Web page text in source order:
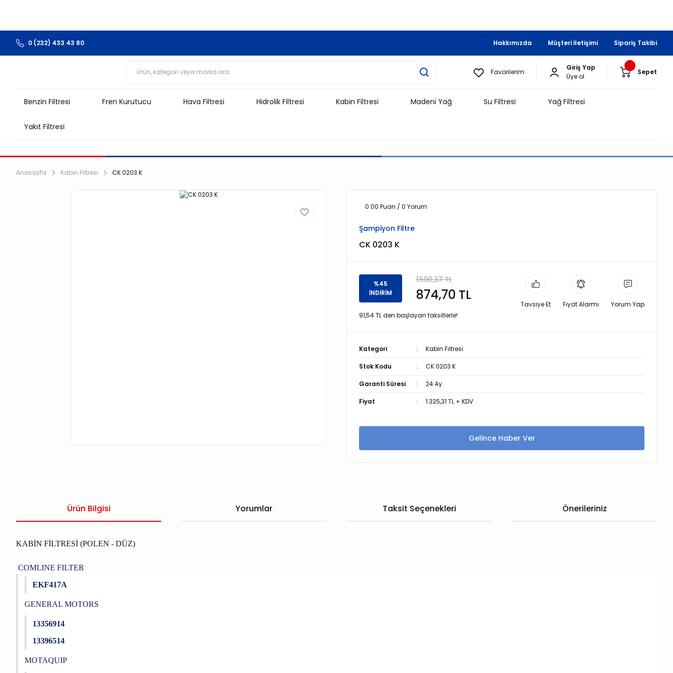
0 (232) 433 43 80 Hakkımızda Müşteri İletişimi Sipariş Takibi
Favorilerim
Giriş Yap
Üye ol
Sepet
Benzin Filtresi Fren Kurutucu Hava Filtresi Hidrolik Filtresi Kabin Filtresi Madeni Yağ Su Filtresi Yağ Filtresi
Yakıt Filtresi
Anasayfa Kabin Filtresi CK 0203 K
0.00 Puan / 0 Yorum
Şampiyon Filtre
CK 0203 K
%45
İNDİRİM
1.590,37 TL
874,70 TL
91,54 TL den başlayan taksitlerle!
Tavsiye Et Fiyat Alarmı Yorum Yap
Kategori Kabin Filtresi
Stok Kodu CK 0203 K
Garanti Süresi 24 Ay
Fiyat 1.325,31 TL + KDV
Gelince Haber Ver
Ürün Bilgisi Yorumlar Taksit Seçenekleri Önerileriniz
KABİN FİLTRESİ (POLEN - DÜZ)
COMLINE FILTER
EKF417A
GENERAL MOTORS
13356914
13396514
MOTAQUIP